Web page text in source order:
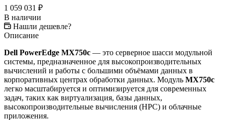
1 059 031 ₽
В наличии
Нашли дешевле?
Описание
Dell PowerEdge MX750c — это серверное шасси модульной
системы, предназначенное для высокопроизводительных
вычислений и работы с большими объёмами данных в
корпоративных центрах обработки данных. Модуль MX750c
легко масштабируется и оптимизируется для современных
задач, таких как виртуализация, базы данных,
высокопроизводительные вычисления (HPC) и облачные
приложения.